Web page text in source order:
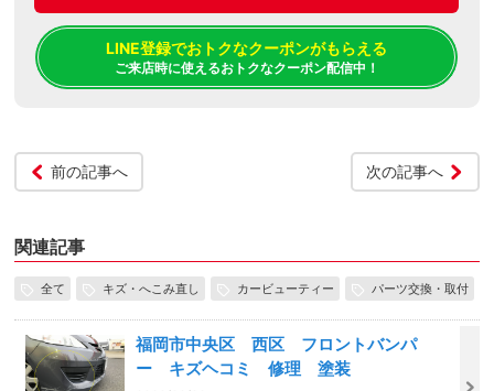
LINE登録でおトクなクーポンがもらえる
ご来店時に使えるおトクなクーポン配信中！
前の記事へ 次の記事へ
関連記事
全て キズ・へこみ直し カービューティー パーツ交換・取付
福岡市中央区 西区 フロントバンパ
ー キズヘコミ 修理 塗装